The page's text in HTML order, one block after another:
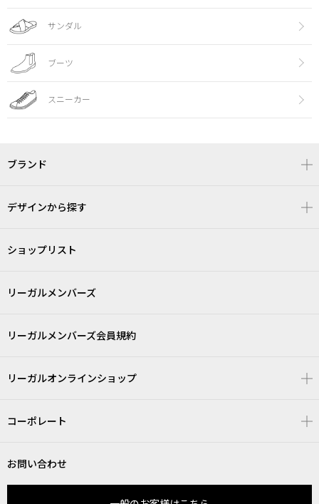
サンダル
ブーツ
スニーカー
ブランド
デザインから探す
ショップリスト
リーガルメンバーズ
リーガルメンバーズ会員規約
リーガルオンラインショップ
コーポレート
お問い合わせ